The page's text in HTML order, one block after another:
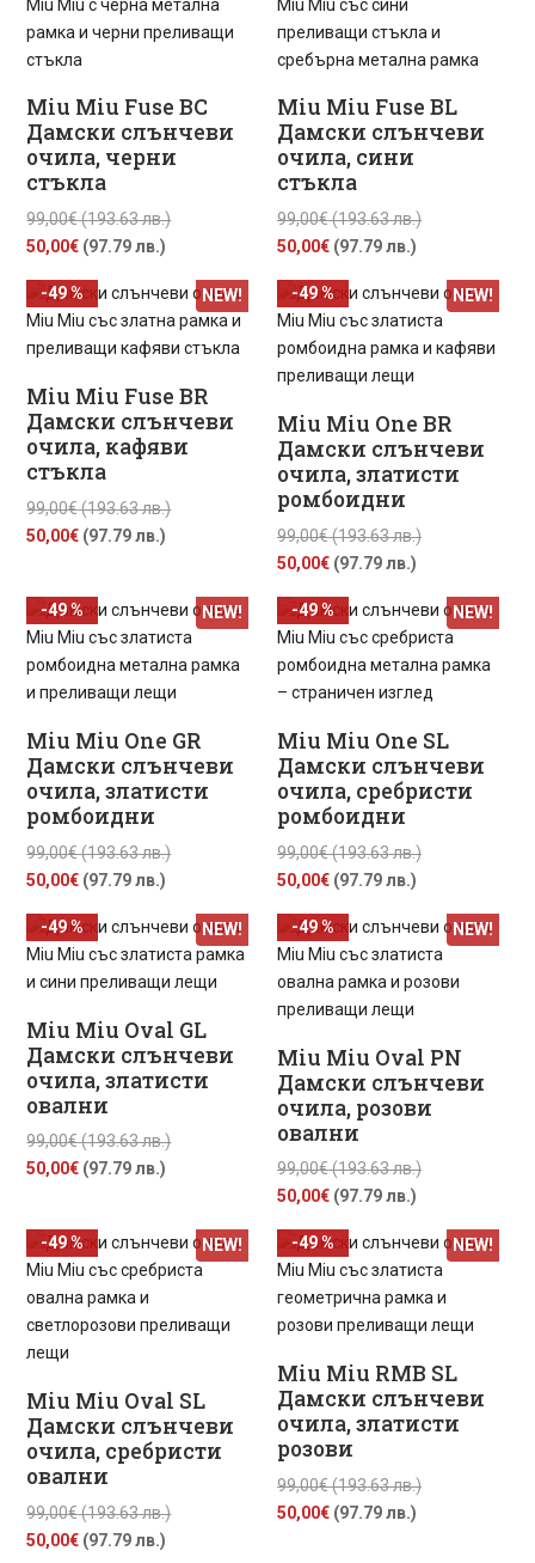
(193.63
лв.).
45,00€
(88.00
лв.).
(88.00
лв.).
Miu Miu Fuse BC
Дамски слънчеви
очила, черни
стъкла
99,00€(193.63 лв.)Original
99,00€
(193.63
лв.).
50,00€ (97.79 лв.)
е:
50,00€
(97.79
Miu Miu Fuse BL
Дамски слънчеви
очила, сини
стъкла
99,00€(193.63 лв.)Original
99,00€
(193.63
лв.).
50,00€ (97.79 лв.)
е:
50,00€
(97.79
Miu Miu Fuse BR
Дамски слънчеви
очила, кафяви
стъкла
NEW!
99,00€(193.63 лв.)Original
(193.63
лв.).
50,00€ (97.79 лв.)
50,00€
(97.79
лв.).
-49 %
Miu Miu One BR
Дамски слънчеви
очила, златисти
ромбоидни
NEW!
99,00€(193.63 лв.)Original
99,00€
(193.63
лв.).
50,00€ (97.79 лв.)
е:
50,00€
(97.79
лв.).
-49 %
Miu Miu One GR
Дамски слънчеви
очила, златисти
ромбоидни
NEW!
99,00€(193.63 лв.)Original
99,00€
(193.63
лв.).
50,00€ (97.79 лв.)
е:
50,00€
(97.79
-49 %
Miu Miu One SL
Дамски слънчеви
очила, сребристи
ромбоидни
NEW!
99,00€(193.63 лв.)Original
99,00€
(193.63
лв.).
50,00€ (97.79 лв.)
е:
50,00€
(97.79
-49 %
Miu Miu Oval GL
Дамски слънчеви
очила, златисти
овални
NEW!
99,00€(193.63 лв.)Original
(193.63
лв.).
50,00€ (97.79 лв.)
50,00€
(97.79
-49 %
Miu Miu Oval PN
Дамски слънчеви
очила, розови
овални
NEW!
99,00€(193.63 лв.)Original
99,00€
(193.63
лв.).
50,00€ (97.79 лв.)
е:
50,00€
(97.79
лв.).
-49 %
Miu Miu Oval SL
Дамски слънчеви
очила, сребристи
овални
NEW!
99,00€(193.63 лв.)Original
50,00€ (97.79 лв.)
-49 %
Miu Miu RMB SL
Дамски слънчеви
очила, златисти
розови
NEW!
99,00€(193.63 лв.)Original
50,00€ (97.79 лв.)
-49 %